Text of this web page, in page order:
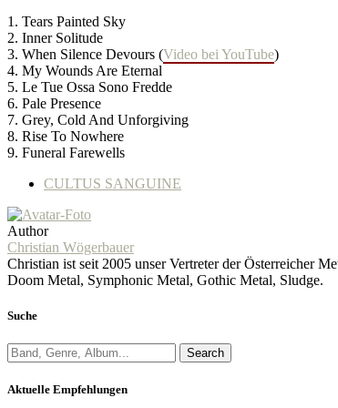
1. Tears Painted Sky
2. Inner Solitude
3. When Silence Devours (Video bei YouTube)
4. My Wounds Are Eternal
5. Le Tue Ossa Sono Fredde
6. Pale Presence
7. Grey, Cold And Unforgiving
8. Rise To Nowhere
9. Funeral Farewells
CULTUS SANGUINE
Author
Christian Wögerbauer
Christian ist seit 2005 unser Vertreter der Österreicher
Doom Metal, Symphonic Metal, Gothic Metal, Sludge.
Suche
Search
Aktuelle Empfehlungen